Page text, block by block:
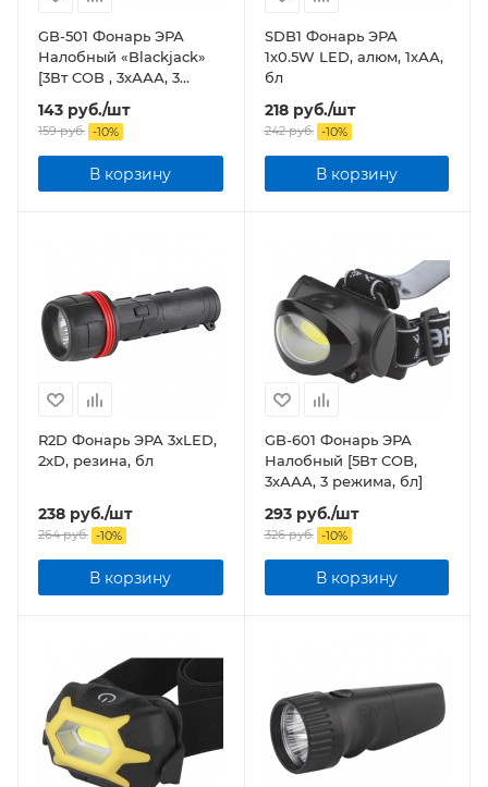
GB-501 Фонарь ЭРА
Налобный «Blackjack»
[3Вт COB , 3хААА, 3
режима, карт]
143 руб./шт
159руб. -10%
В корзину
SDB1 Фонарь ЭРА
1x0.5W LED, алюм, 1хАА,
бл
218руб./шт
242руб. -10%
В корзину
R2D Фонарь ЭРА 3xLED,
2xD, резина, бл
238 руб./шт
264руб. -10%
В корзину
GB-601 Фонарь ЭРА
Налобный [5Вт COB,
3хААА, 3 режима, бл]
293руб./шт
326руб. -10%
В корзину